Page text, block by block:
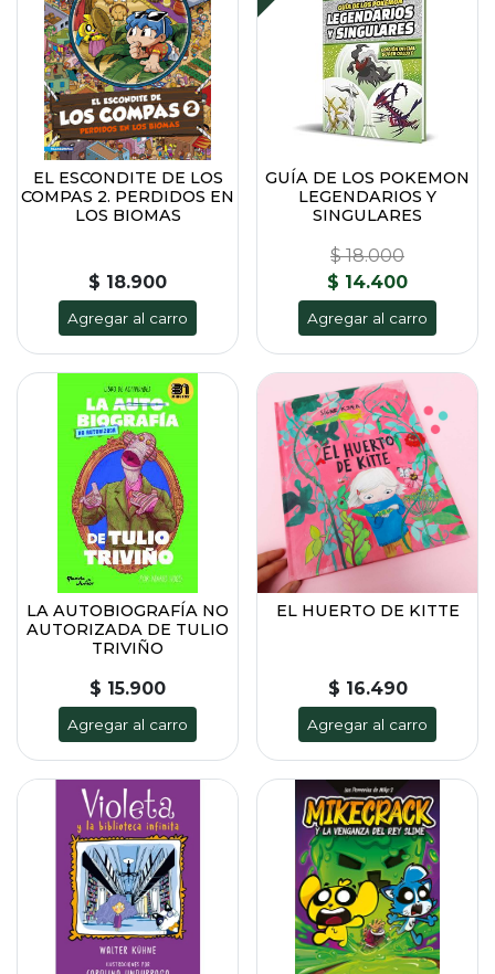
EL ESCONDITE DE LOS
COMPAS 2. PERDIDOS EN
LOS BIOMAS
$ 18.900
Agregar al carro
GUÍA DE LOS POKEMON
LEGENDARIOS Y
SINGULARES
$ 18.000
$ 14.400
Agregar al carro
LA AUTOBIOGRAFÍA NO
AUTORIZADA DE TULIO
TRIVIÑO
$ 15.900
Agregar al carro
EL HUERTO DE KITTE
$ 16.490
Agregar al carro